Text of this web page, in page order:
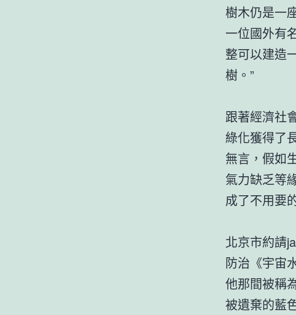
樹木仍是一
一位國外有
整可以建造
樹。”
跟著經濟社
綠化獲得了
無言，假如
氣力缺乏等
成了不用要
北京市約請
防治《宇宙
他那間被稱
被遺棄的藍